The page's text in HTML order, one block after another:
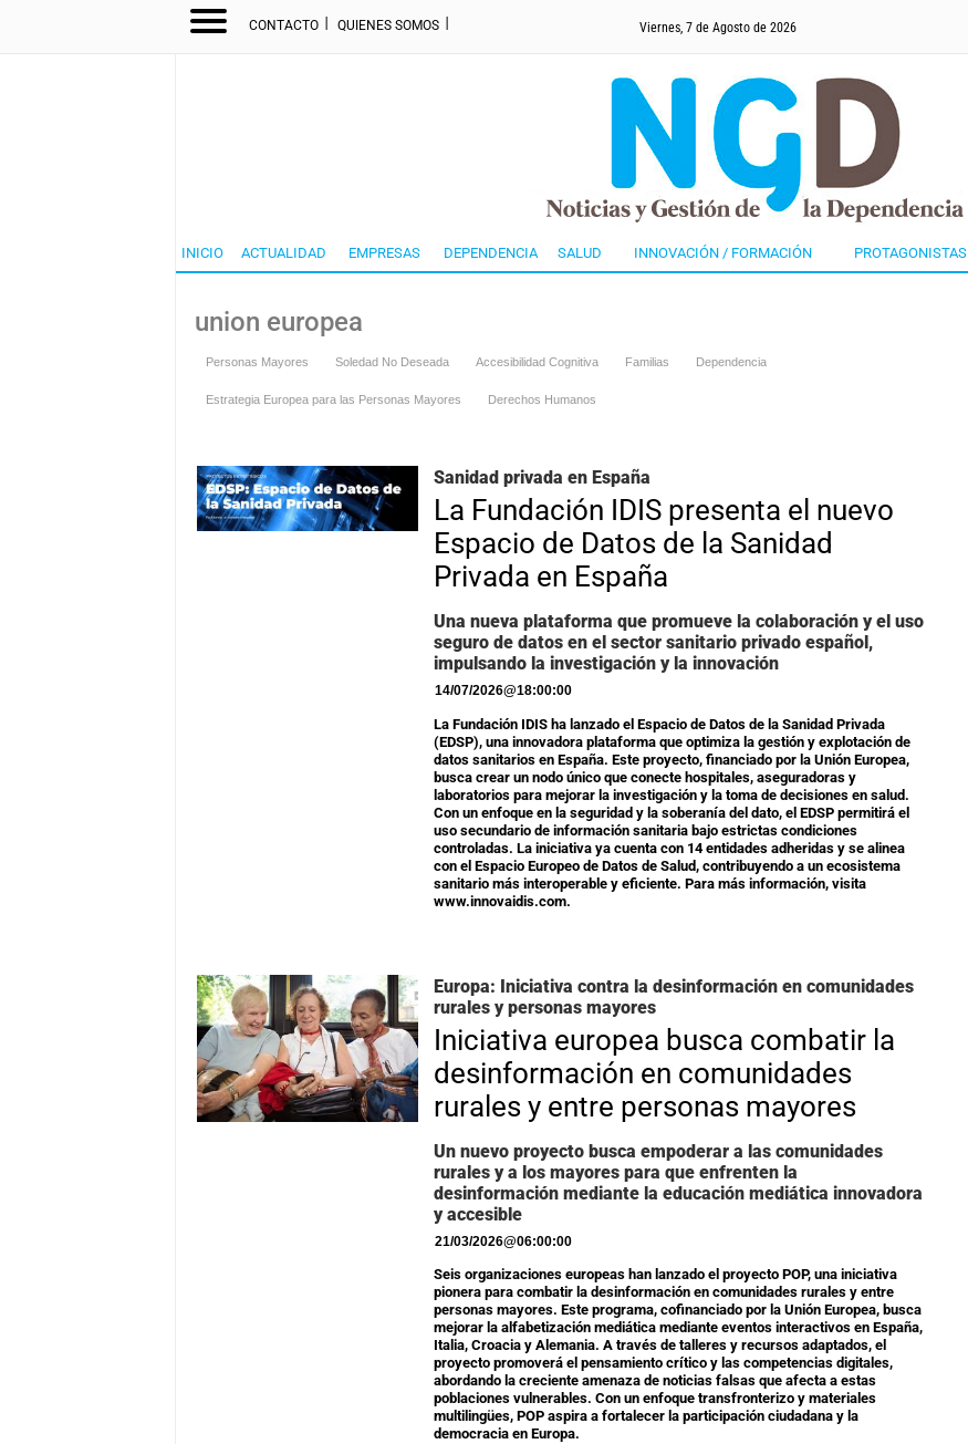
CONTACTO I QUIENES SOMOS I Viernes, 7 de Agosto de 2026
INICIO ACTUALIDAD EMPRESAS DEPENDENCIA SALUD INNOVACIÓN / FORMACIÓN PROTAGONISTAS
union europea
Personas Mayores Soledad No Deseada Accesibilidad Cognitiva Familias Dependencia
Estrategia Europea para las Personas Mayores Derechos Humanos
Sanidad privada en España
La Fundación IDIS presenta el nuevo
Espacio de Datos de la Sanidad
Privada en España
Una nueva plataforma que promueve la colaboración y el uso
seguro de datos en el sector sanitario privado español,
impulsando la investigación y la innovación
14/07/2026@18:00:00
La Fundación IDIS ha lanzado el Espacio de Datos de la Sanidad Privada
(EDSP), una innovadora plataforma que optimiza la gestión y explotación de
datos sanitarios en España. Este proyecto, financiado por la Unión Europea,
busca crear un nodo único que conecte hospitales, aseguradoras y
laboratorios para mejorar la investigación y la toma de decisiones en salud.
Con un enfoque en la seguridad y la soberanía del dato, el EDSP permitirá el
uso secundario de información sanitaria bajo estrictas condiciones
controladas. La iniciativa ya cuenta con 14 entidades adheridas y se alinea
con el Espacio Europeo de Datos de Salud, contribuyendo a un ecosistema
sanitario más interoperable y eficiente. Para más información, visita
www.innovaidis.com.
Europa: Iniciativa contra la desinformación en comunidades
rurales y personas mayores
Iniciativa europea busca combatir la
desinformación en comunidades
rurales y entre personas mayores
Un nuevo proyecto busca empoderar a las comunidades
rurales y a los mayores para que enfrenten la
desinformación mediante la educación mediática innovadora
y accesible
21/03/2026@06:00:00
Seis organizaciones europeas han lanzado el proyecto POP, una iniciativa
pionera para combatir la desinformación en comunidades rurales y entre
personas mayores. Este programa, cofinanciado por la Unión Europea, busca
mejorar la alfabetización mediática mediante eventos interactivos en España,
Italia, Croacia y Alemania. A través de talleres y recursos adaptados, el
proyecto promoverá el pensamiento crítico y las competencias digitales,
abordando la creciente amenaza de noticias falsas que afecta a estas
poblaciones vulnerables. Con un enfoque transfronterizo y materiales
multilingües, POP aspira a fortalecer la participación ciudadana y la
democracia en Europa.